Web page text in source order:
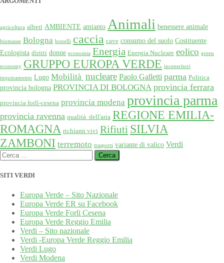
agricoltura alberi AMBIENTE amianto Animali benessere animale
biomasse Bologna bonelli caccia cave consumo del suolo Costituente
Ecologista diritti donne economia Energia Energia Nucleare eolico green
economy GRUPPO EUROPA VERDE inceneritori
inquinamento Lugo Mobilità nucleare Paolo Galletti parma Politica
provincia bologna PROVINCIA DI BOLOGNA provincia ferrara
provincia forlì-cesena provincia modena provincia parma
provincia ravenna qualità dell'aria REGIONE EMILIA-
ROMAGNA richiami vivi Rifiuti SILVIA
ZAMBONI terremoto trasporti variante di valico Verdi
Ricerca
per:
SITI VERDI
Europa Verde – Sito Nazionale
Europa Verde ER su Facebook
Europa Verde Forli Cesena
Europa Verde Reggio Emilia
Verdi – Sito nazionale
Verdi -Europa Verde Reggio Emilia
Verdi Lugo
Verdi Modena